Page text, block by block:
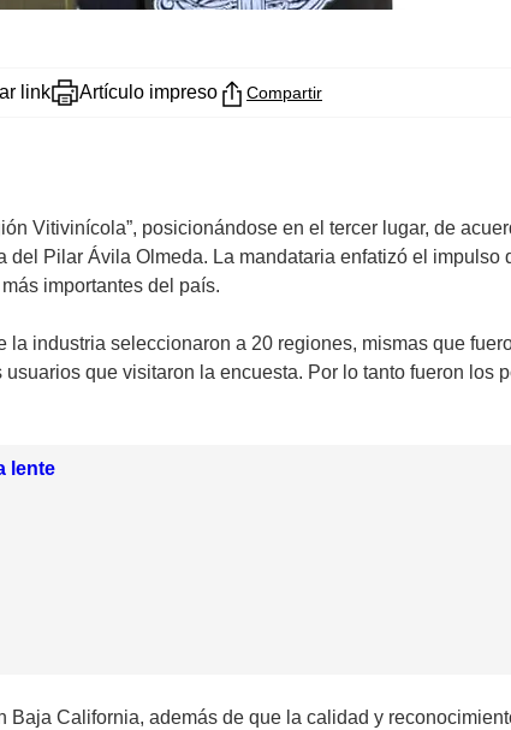
link Artículo impreso Compartir
Vitivinícola”, posicionándose en el tercer lugar, de
Pilar Ávila Olmeda. La mandataria enfatizó el
importantes del país.
industria seleccionaron a 20 regiones, mismas que
que visitaron la encuesta. Por lo tanto fueron
lente
California, además de que la calidad y